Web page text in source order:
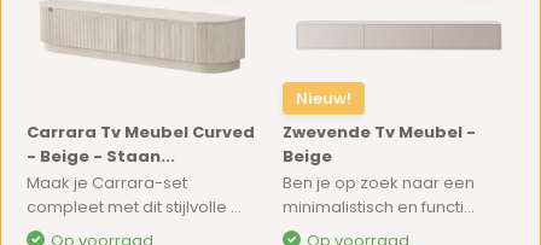
Carrara Tv Meubel Curved
- Beige - Staan...
Maak je Carrara-set
compleet met dit stijlvolle ...
Nieuw!
Zwevende Tv Meubel -
Beige
Ben je op zoek naar een
minimalistisch en functi...